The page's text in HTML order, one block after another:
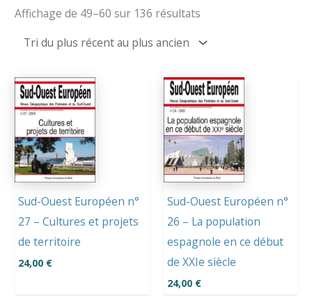
Affichage de 49–60 sur 136 résultats
récent
ancien
Sud-Ouest Européen n°
27 – Cultures et projets
de territoire
24,00 €
Sud-Ouest Européen n°
26 – La population
espagnole en ce début
de XXIe siècle
24,00 €